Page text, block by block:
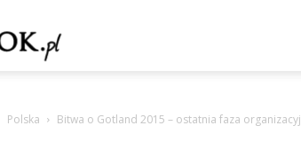
Polska Bitwa o Gotland 2015 – ostatnia faza